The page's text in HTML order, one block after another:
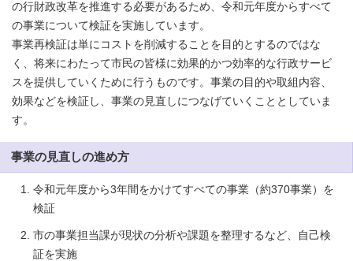
の行財政改革を推進する必要があるため、令和元年度からすべて
の事業について検証を実施しています。
事業再検証は単にコストを削減することを目的とするのではな
く、将来にわたって市民の皆様に効果的かつ効率的な行政サービ
スを提供していくために行うものです。事業の目的や取組内容、
効果などを検証し、事業の見直しにつなげていくこととしていま
す。
事業の見直しの進め方
令和元年度から3年間をかけてすべての事業（約370事業）を
検証
市の事業担当課が現状の分析や課題を整理するなど、自己検
証を実施